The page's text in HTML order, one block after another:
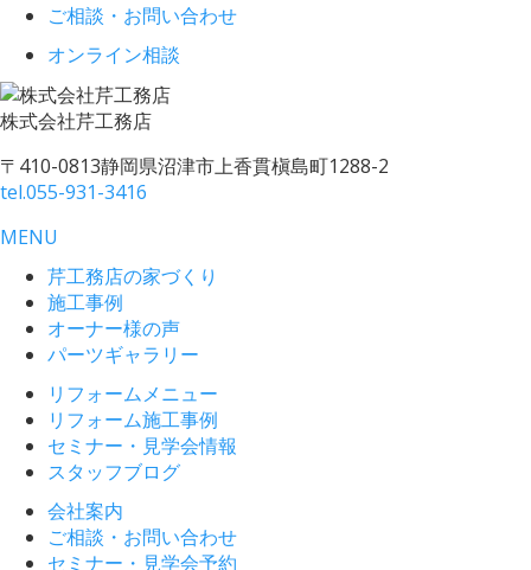
ご相談・お問い合わせ
オンライン相談
株式会社芹工務店
〒410-0813静岡県沼津市上香貫槇島町1288-2
tel.055-931-3416
MENU
芹工務店の家づくり
施工事例
オーナー様の声
パーツギャラリー
リフォームメニュー
リフォーム施工事例
セミナー・見学会情報
スタッフブログ
会社案内
ご相談・お問い合わせ
セミナー・見学会予約